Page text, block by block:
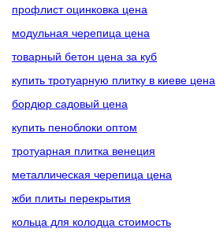
профлист оцинковка цена
модульная черепица цена
товарный бетон цена за куб
купить тротуарную плитку в киеве цена
бордюр садовый цена
купить пеноблоки оптом
тротуарная плитка венеция
металлическая черепица цена
жби плиты перекрытия
кольца для колодца стоимость